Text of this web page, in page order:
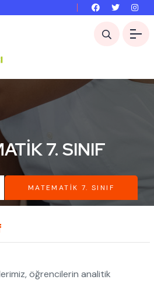
7. SINIF
MATEMATIK 7. SINIF
öğrencilerin analitik